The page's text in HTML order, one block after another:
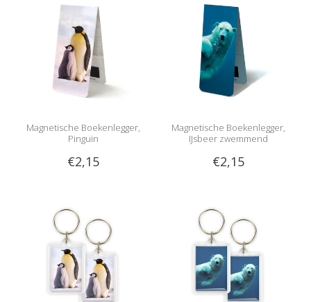
Magnetische Boekenlegger,
Pinguin
€2,15
Magnetische Boekenlegger,
IJsbeer zwemmend
€2,15